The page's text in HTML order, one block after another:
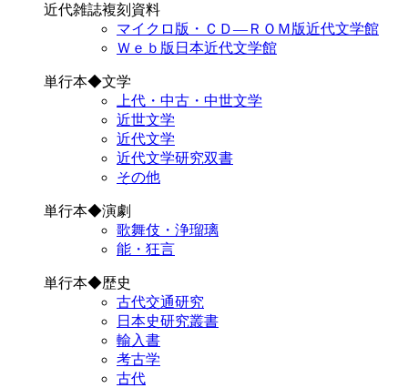
近代雑誌複刻資料
マイクロ版・ＣＤ―ＲＯＭ版近代文学館
Ｗｅｂ版日本近代文学館
単行本◆文学
上代・中古・中世文学
近世文学
近代文学
近代文学研究双書
その他
単行本◆演劇
歌舞伎・浄瑠璃
能・狂言
単行本◆歴史
古代交通研究
日本史研究叢書
輸入書
考古学
古代